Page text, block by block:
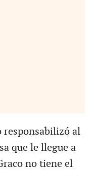
responsabilizó al
que le llegue a
no tiene el